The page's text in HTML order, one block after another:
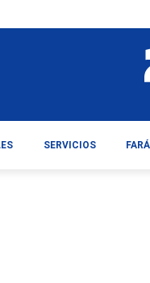
SERVICIOS